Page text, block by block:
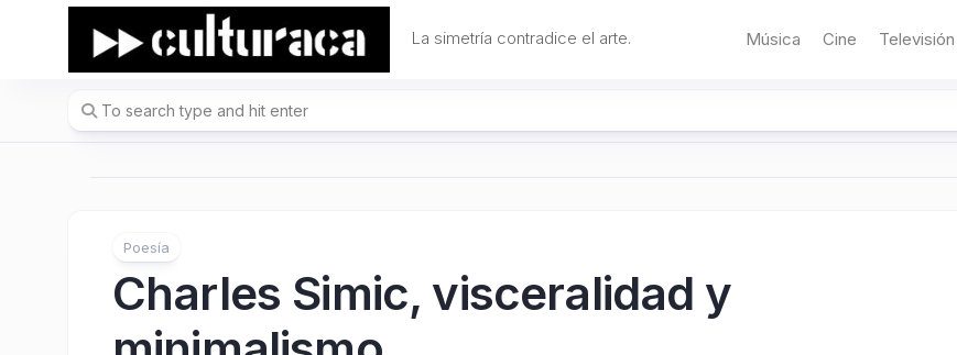
La simetría contradice el arte. Música Cine Televisión
Poesía
Charles Simic, visceralidad y